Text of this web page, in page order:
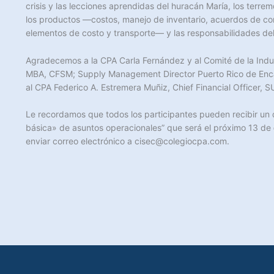
crisis y las lecciones aprendidas del huracán María, los
los productos —costos, manejo de inventario, acuerdos de
elementos de costo y transporte— y las responsabilidades
Agradecemos a la CPA Carla Fernández y al Comité de la
MBA, CFSM; Supply Management Director Puerto Rico de
al CPA Federico A. Estremera Muñiz, Chief Financial Officer,
Le recordamos que todos los participantes pueden recibir
básica» de asuntos operacionales” que será el próximo 13
enviar correo electrónico a cisec@colegiocpa.com.